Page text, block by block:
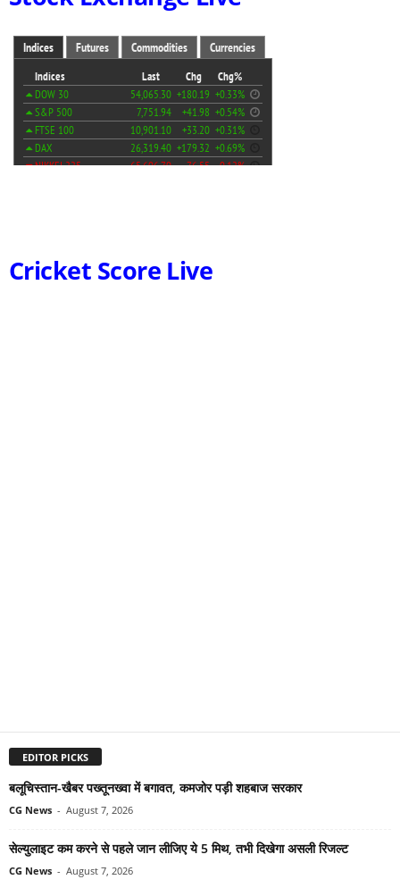
Cricket Score Live
EDITOR PICKS
बलूचिस्तान-खैबर पख्तूनख्वा में बगावत, कमजोर पड़ी शहबाज सरकार
CG News - August 7, 2026
सेल्युलाइट कम करने से पहले जान लीजिए ये 5 मिथ, तभी दिखेगा असली रिजल्ट
CG News - August 7, 2026